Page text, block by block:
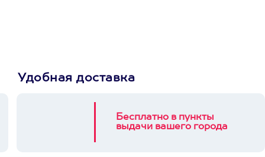
Удобная доставка
Бесплатно в пункты
выдачи вашего города